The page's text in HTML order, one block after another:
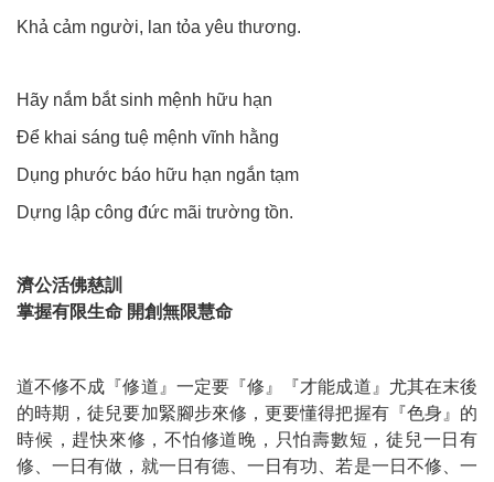
Khả cảm người, lan tỏa yêu thương.
Hãy nắm bắt sinh mệnh hữu hạn
Để khai sáng tuệ mệnh vĩnh hằng
Dụng phước báo hữu hạn ngắn tạm
Dựng lập công đức mãi trường tồn.
濟公活佛慈訓
掌握有限生命 開創無限慧命
道不修不成『修道』一定要『修』『才能成道』尤其在末後
的時期，徒兒要加緊腳步來修，更要懂得把握有『色身』的
時候，趕快來修，不怕修道晚，只怕壽數短，徒兒一日有
修、一日有做，就一日有德、一日有功、若是一日不修、一